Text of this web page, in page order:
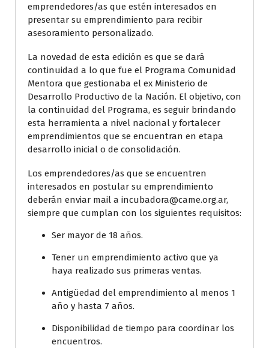
emprendedores/as que estén interesados en
presentar su emprendimiento para recibir
asesoramiento personalizado.
La novedad de esta edición es que se dará
continuidad a lo que fue el Programa Comunidad
Mentora que gestionaba el ex Ministerio de
Desarrollo Productivo de la Nación. El objetivo, con
la continuidad del Programa, es seguir brindando
esta herramienta a nivel nacional y fortalecer
emprendimientos que se encuentran en etapa
desarrollo inicial o de consolidación.
Los emprendedores/as que se encuentren
interesados en postular su emprendimiento
deberán enviar mail a incubadora@came.org.ar,
siempre que cumplan con los siguientes requisitos:
Ser mayor de 18 años.
Tener un emprendimiento activo que ya
haya realizado sus primeras ventas.
Antigüedad del emprendimiento al menos 1
año y hasta 7 años.
Disponibilidad de tiempo para coordinar los
encuentros.